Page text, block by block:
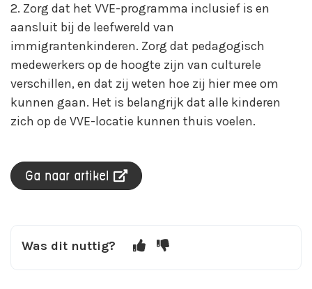
2. Zorg dat het VVE-programma inclusief is en
aansluit bij de leefwereld van
immigrantenkinderen. Zorg dat pedagogisch
medewerkers op de hoogte zijn van culturele
verschillen, en dat zij weten hoe zij hier mee om
kunnen gaan. Het is belangrijk dat alle kinderen
zich op de VVE-locatie kunnen thuis voelen.
Ga naar artikel
Was dit nuttig?